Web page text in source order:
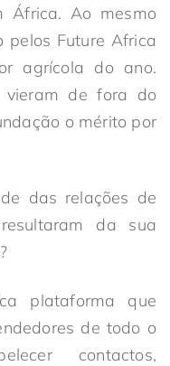
África. Ao mesmo
pelos Future Africa
agrícola do ano.
vieram de fora do
o mérito por
das relações de
da sua
plataforma que
de todo o
contactos,